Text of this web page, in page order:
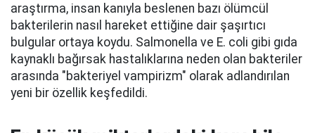
araştırma, insan kanıyla beslenen bazı ölümcül
bakterilerin nasıl hareket ettiğine dair şaşırtıcı
bulgular ortaya koydu. Salmonella ve E. coli gibi gıda
kaynaklı bağırsak hastalıklarına neden olan bakteriler
arasında "bakteriyel vampirizm" olarak adlandırılan
yeni bir özellik keşfedildi.